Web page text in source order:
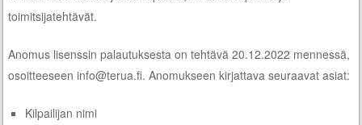
toimitsijatehtävät.
Anomus lisenssin palautuksesta on tehtävä 20.12.2022 mennessä,
osoitteeseen info@terua.fi. Anomukseen kirjattava seuraavat asiat:
Kilpailijan nimi